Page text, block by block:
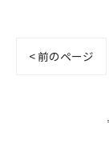
< 前のページ